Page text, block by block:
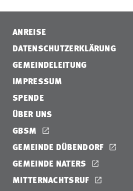
ANREISE
DATENSCHUTZERKLÄRUNG
GEMEINDELEITUNG
IMPRESSUM
SPENDE
ÜBER UNS
GBSM
GEMEINDE DÜBENDORF
GEMEINDE NATERS
MITTERNACHTSRUF